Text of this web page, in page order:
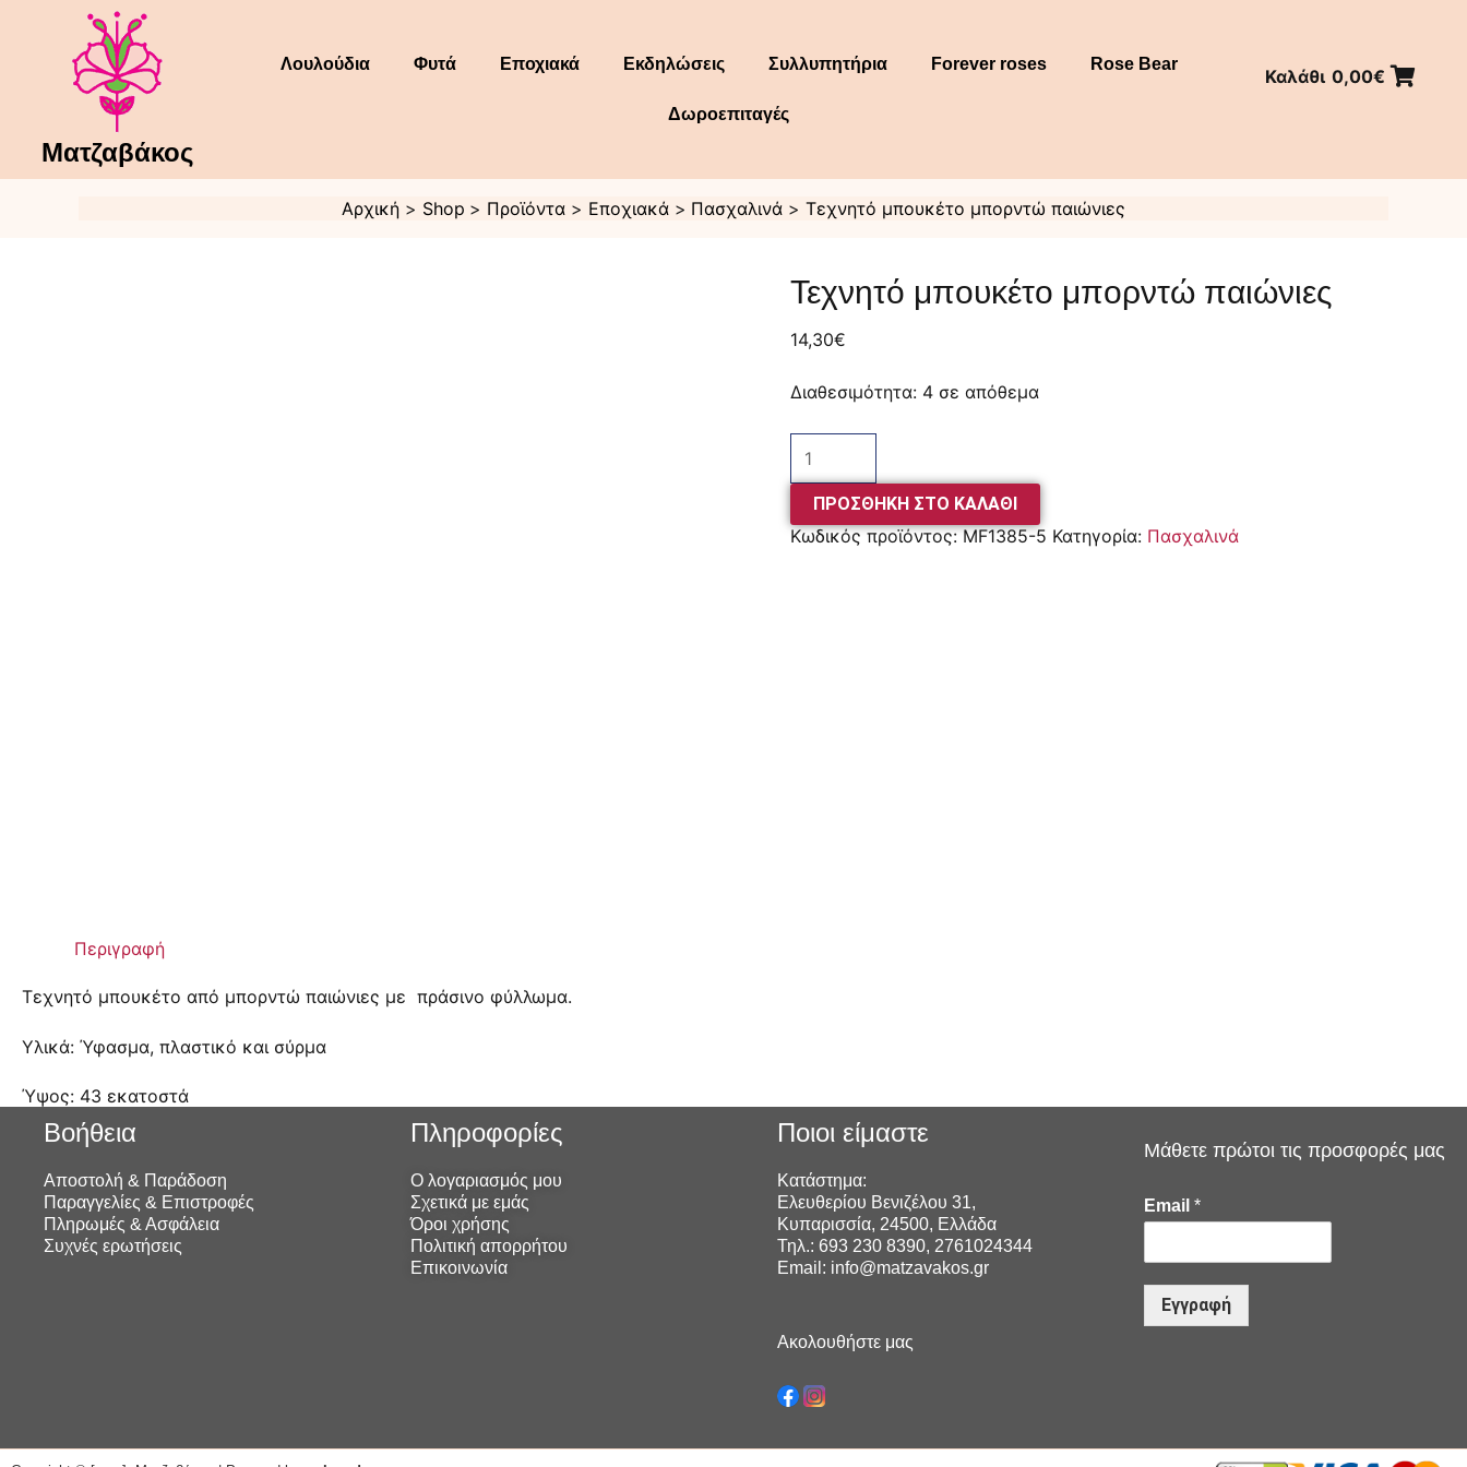
περιεχόμενο
Ματζαβάκος
Λουλούδια Φυτά Εποχιακά Εκδηλώσεις Συλλυπητήρια Forever roses Rose Bear
Δωροεπιταγές
Καλάθι 0,00€
Αρχική Shop Προϊόντα Εποχιακά Πασχαλινά Τεχνητό μπουκέτο μπορντώ παιώνιες
Τεχνητό μπουκέτο μπορντώ παιώνιες
14,30€
Διαθεσιμότητα: 4 σε απόθεμα
μπορντώ
παιώνιες
ποσότητα
ΠΡΟΣΘΉΚΗ ΣΤΟ ΚΑΛΆΘΙ
Κωδικός προϊόντος:MF1385-5 Κατηγορία: Πασχαλινά
Περιγραφή
Τεχνητό μπουκέτο από μπορντώ παιώνιες με πράσινο φύλλωμα.
Υλικά: Ύφασμα, πλαστικό και σύρμα
Ύψος: 43 εκατοστά
Βοήθεια
Αποστολή & Παράδοση
Παραγγελίες & Επιστροφές
Πληρωμές & Ασφάλεια
Συχνές ερωτήσεις
Πληροφορίες
Ο λογαριασμός μου
Σχετικά με εμάς
Όροι χρήσης
Πολιτική απορρήτου
Επικοινωνία
Ποιοι είμαστε
Κατάστημα:
Ελευθερίου Βενιζέλου 31,
Κυπαρισσία, 24500, Ελλάδα
Τηλ.: 693 230 8390, 2761024344
Email: info@matzavakos.gr
Ακολουθήστε μας
Μάθετε πρώτοι τις προσφορές μας
Email *
Εγγραφή